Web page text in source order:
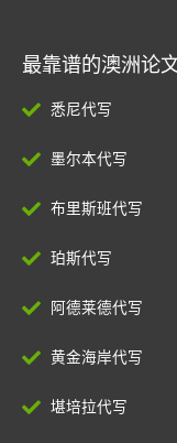
最靠谱的澳洲论
悉尼代写
墨尔本代写
布里斯班代写
珀斯代写
阿德莱德代写
黄金海岸代写
堪培拉代写